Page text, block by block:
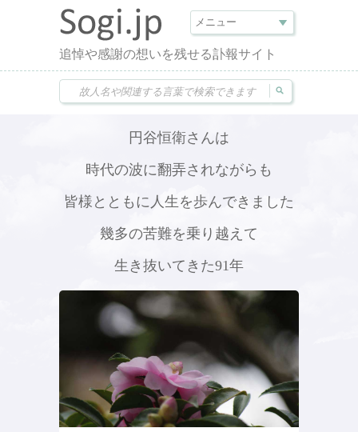
追悼や感謝の想いを残せる訃報サイト
円谷恒衛さんは
時代の波に翻弄されながらも
皆様とともに人生を歩んできました
幾多の苦難を乗り越えて
生き抜いてきた91年